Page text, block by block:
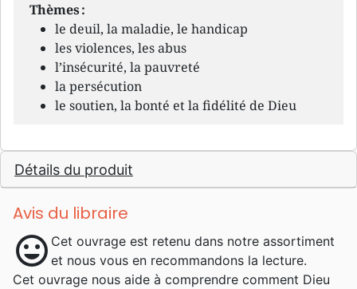
Thèmes :
le deuil, la maladie, le handicap
les violences, les abus
l’insécurité, la pauvreté
la persécution
le soutien, la bonté et la fidélité de Dieu
Détails du produit
Avis du libraire
mood Cet ouvrage est retenu dans notre assortiment
et nous vous en recommandons la lecture.
Cet ouvrage nous aide à comprendre comment Dieu